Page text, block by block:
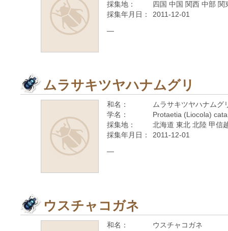
採集地：
四国 中国 関西 中部
採集年月日：
2011-12-01
—
ムラサキツヤハナムグリ
和名：
ムラサキツヤハナムグ
学名：
Protaetia (Liocola)
採集地：
北海道 東北 北陸 甲信
採集年月日：
2011-12-01
—
ウスチャコガネ
和名：
ウスチャコガネ